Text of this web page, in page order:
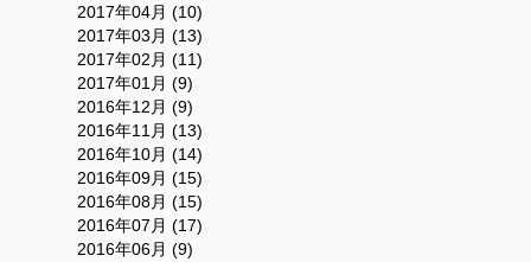
2017年04月 (10)
2017年03月 (13)
2017年02月 (11)
2017年01月 (9)
2016年12月 (9)
2016年11月 (13)
2016年10月 (14)
2016年09月 (15)
2016年08月 (15)
2016年07月 (17)
2016年06月 (9)